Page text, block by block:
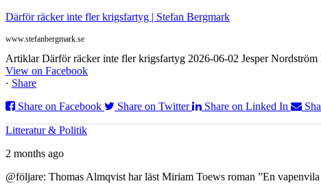
Därför räcker inte fler krigsfartyg | Stefan Bergmark
www.stefanbergmark.se
Artiklar Därför räcker inte fler krigsfartyg 2026-06-02 Jesper
View on Facebook
· Share
Share on Facebook
Share on Twitter Share on Linked In
Litteratur & Politik
2 months ago
@följare: Thomas Almqvist har läst Miriam Toews roman ”En